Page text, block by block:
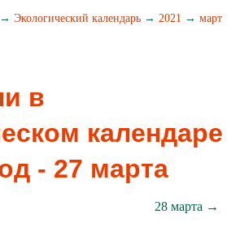
→ Экологический календарь → 2021 → март
в
календаре
- 27 марта
28 марта →